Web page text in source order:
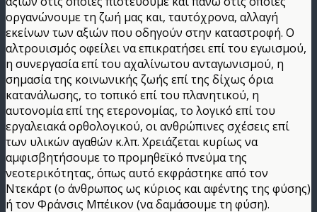
οργανώνουμε τη ζωή μας και, ταυτόχρονα, αλλαγή
εκείνων των αξιών που οδηγούν στην καταστροφή. Ο
αλτρουισμός οφείλει να επικρατήσει επί του εγωισμού,
η συνεργασία επί του αχαλίνωτου ανταγωνισμού, η
σημασία της κοινωνικής ζωής επί της δίχως όρια
κατανάλωσης, το τοπικό επί του πλανητικού, η
αυτονομία επί της ετερονομίας, το λογικό επί του
εργαλειακά ορθολογικού, οι ανθρώπινες σχέσεις επί
των υλικών αγαθών κ.λπ. Χρειάζεται κυρίως να
αμφισβητήσουμε το προμηθεϊκό πνεύμα της
νεοτερικότητας, όπως αυτό εκφράστηκε από τον
Ντεκάρτ (ο άνθρωπος ως κύριος και αφέντης της φύσης)
ή τον Φράνσις Μπέικον (να δαμάσουμε τη φύση).